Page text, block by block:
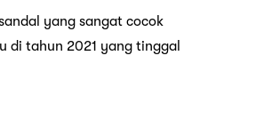
yang sangat cocok
di tahun 2021 yang tinggal